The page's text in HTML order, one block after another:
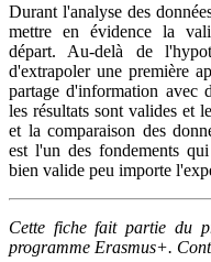
Durant l'analyse des
mettre en évidence la
départ. Au-delà de
d'extrapoler une première
partage d'information avec
les résultats sont valides et
et la comparaison des
est l'un des fondements
bien valide peu importe
Cette fiche fait partie du
programme Erasmus+.